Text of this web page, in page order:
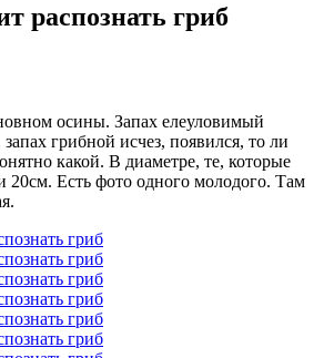
распознать гриб
осины. Запах елеуловимый
грибной исчез, появился, то ли
какой. В диаметре, те, которые
20см. Есть фото одного молодого. Там